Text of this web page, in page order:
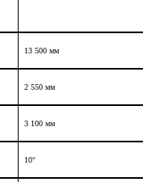
13 500 мм
2 550 мм
3 100 мм
10°